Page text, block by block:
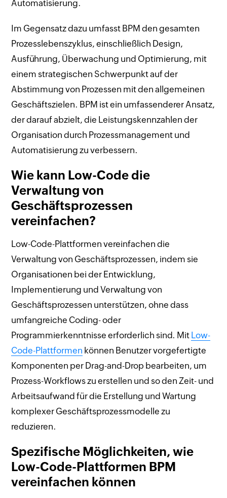
Automatisierung.
Im Gegensatz dazu umfasst BPM den gesamten
Prozesslebenszyklus, einschließlich Design,
Ausführung, Überwachung und Optimierung, mit
einem strategischen Schwerpunkt auf der
Abstimmung von Prozessen mit den allgemeinen
Geschäftszielen. BPM ist ein umfassenderer Ansatz,
der darauf abzielt, die Leistungskennzahlen der
Organisation durch Prozessmanagement und
Automatisierung zu verbessern.
Wie kann Low-Code die
Verwaltung von
Geschäftsprozessen
vereinfachen?
Low-Code-Plattformen vereinfachen die
Verwaltung von Geschäftsprozessen, indem sie
Organisationen bei der Entwicklung,
Implementierung und Verwaltung von
Geschäftsprozessen unterstützen, ohne dass
umfangreiche Coding- oder
Programmierkenntnisse erforderlich sind. Mit Low-
Code-Plattformen können Benutzer vorgefertigte
Komponenten per Drag-and-Drop bearbeiten, um
Prozess-Workflows zu erstellen und so den Zeit- und
Arbeitsaufwand für die Erstellung und Wartung
komplexer Geschäftsprozessmodelle zu
reduzieren.
Spezifische Möglichkeiten, wie
Low-Code-Plattformen BPM
vereinfachen können